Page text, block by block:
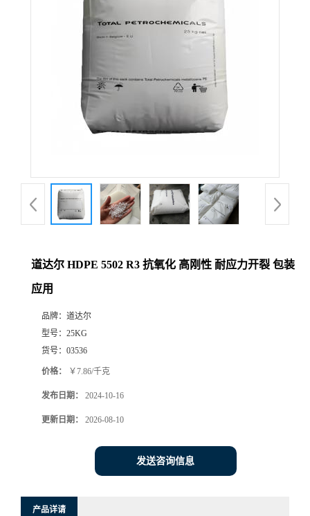
道达尔 HDPE 5502 R3 抗氧化 高刚性 耐应力开裂 包装
应用
品牌： 道达尔
型号： 25KG
货号： 03536
价格： ￥7.86/千克
发布日期： 2024-10-16
更新日期： 2026-08-10
发送咨询信息
产品详请